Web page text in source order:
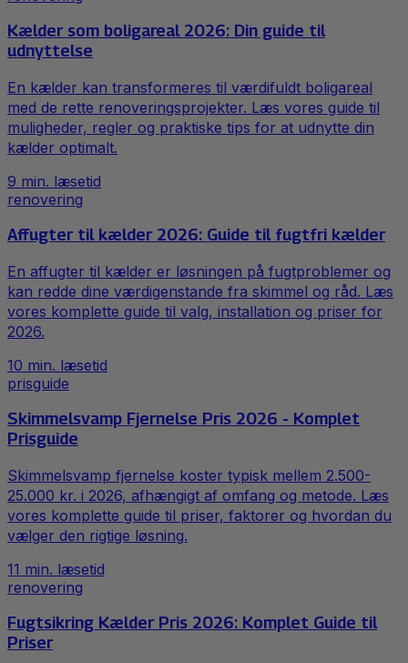
Kælder som boligareal 2026: Din guide til
udnyttelse
En kælder kan transformeres til værdifuldt boligareal
med de rette renoveringsprojekter. Læs vores guide til
muligheder, regler og praktiske tips for at udnytte din
kælder optimalt.
9 min. læsetid
renovering
Affugter til kælder 2026: Guide til fugtfri kælder
En affugter til kælder er løsningen på fugtproblemer og
kan redde dine værdigenstande fra skimmel og råd. Læs
vores komplette guide til valg, installation og priser for
2026.
10 min. læsetid
prisguide
Skimmelsvamp Fjernelse Pris 2026 - Komplet
Prisguide
Skimmelsvamp fjernelse koster typisk mellem 2.500-
25.000 kr. i 2026, afhængigt af omfang og metode. Læs
vores komplette guide til priser, faktorer og hvordan du
vælger den rigtige løsning.
11 min. læsetid
renovering
Fugtsikring Kælder Pris 2026: Komplet Guide til
Priser